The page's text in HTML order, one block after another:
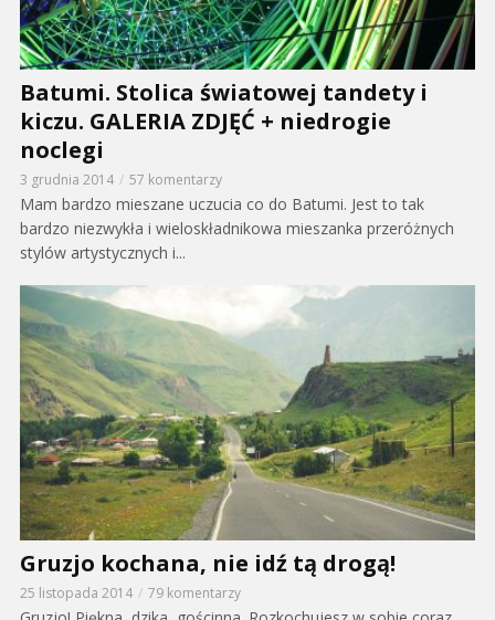
Batumi. Stolica światowej tandety i
kiczu. GALERIA ZDJĘĆ + niedrogie
noclegi
3 grudnia 2014 57 komentarzy
Mam bardzo mieszane uczucia co do Batumi. Jest to tak
bardzo niezwykła i wieloskładnikowa mieszanka przeróżnych
stylów artystycznych i...
Gruzjo kochana, nie idź tą drogą!
25 listopada 2014 79 komentarzy